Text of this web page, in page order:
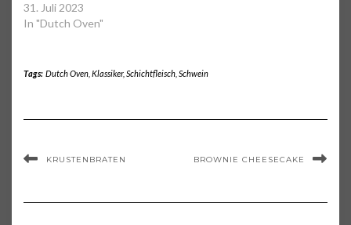
31. Juli 2023
In "Dutch Oven"
Tags: Dutch Oven, Klassiker, Schichtfleisch, Schwein
KRUSTENBRATEN BROWNIE CHEESECAKE